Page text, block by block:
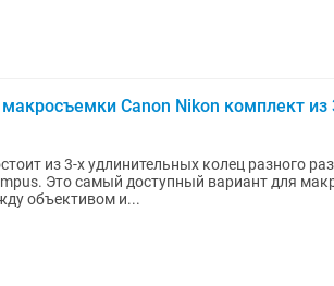
Canon Nikon комплект из
из 3-х удлинительных колец разного
Это самый доступный вариант для
объективом и...